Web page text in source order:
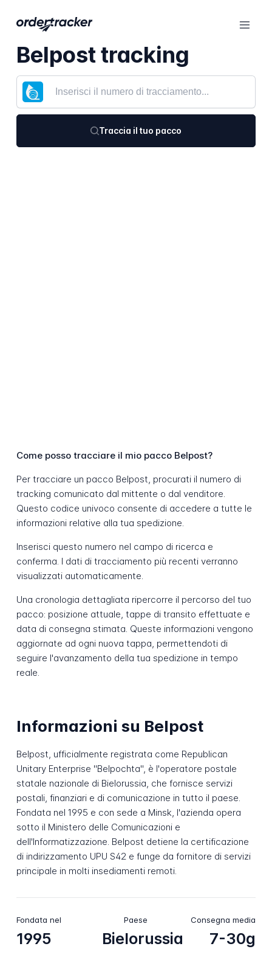
Belpost tracking
Traccia il tuo pacco
Come posso tracciare il mio pacco Belpost?
Per tracciare un pacco Belpost, procurati il numero di
tracking comunicato dal mittente o dal venditore.
Questo codice univoco consente di accedere a tutte le
informazioni relative alla tua spedizione.
Inserisci questo numero nel campo di ricerca e
conferma. I dati di tracciamento più recenti verranno
visualizzati automaticamente.
Una cronologia dettagliata ripercorre il percorso del tuo
pacco: posizione attuale, tappe di transito effettuate e
data di consegna stimata. Queste informazioni vengono
aggiornate ad ogni nuova tappa, permettendoti di
seguire l'avanzamento della tua spedizione in tempo
reale.
Informazioni su Belpost
Belpost, ufficialmente registrata come Republican
Unitary Enterprise "Belpochta", è l'operatore postale
statale nazionale di Bielorussia, che fornisce servizi
postali, finanziari e di comunicazione in tutto il paese.
Fondata nel 1995 e con sede a Minsk, l'azienda opera
sotto il Ministero delle Comunicazioni e
dell'Informatizzazione. Belpost detiene la certificazione
di indirizzamento UPU S42 e funge da fornitore di servizi
principale in molti insediamenti remoti.
Fondata nel
1995
Paese
Bielorussia
Consegna media
7-30g